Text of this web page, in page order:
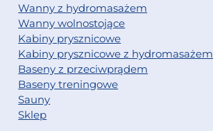
Wanny z hydromasażem
Wanny wolnostojące
Kabiny prysznicowe
Kabiny prysznicowe z hydromasażem
Baseny z przeciwprądem
Baseny treningowe
Sauny
Sklep